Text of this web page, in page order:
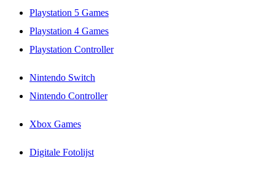
Playstation 5 Games
Playstation 4 Games
Playstation Controller
Nintendo Switch
Nintendo Controller
Xbox Games
Digitale Fotolijst